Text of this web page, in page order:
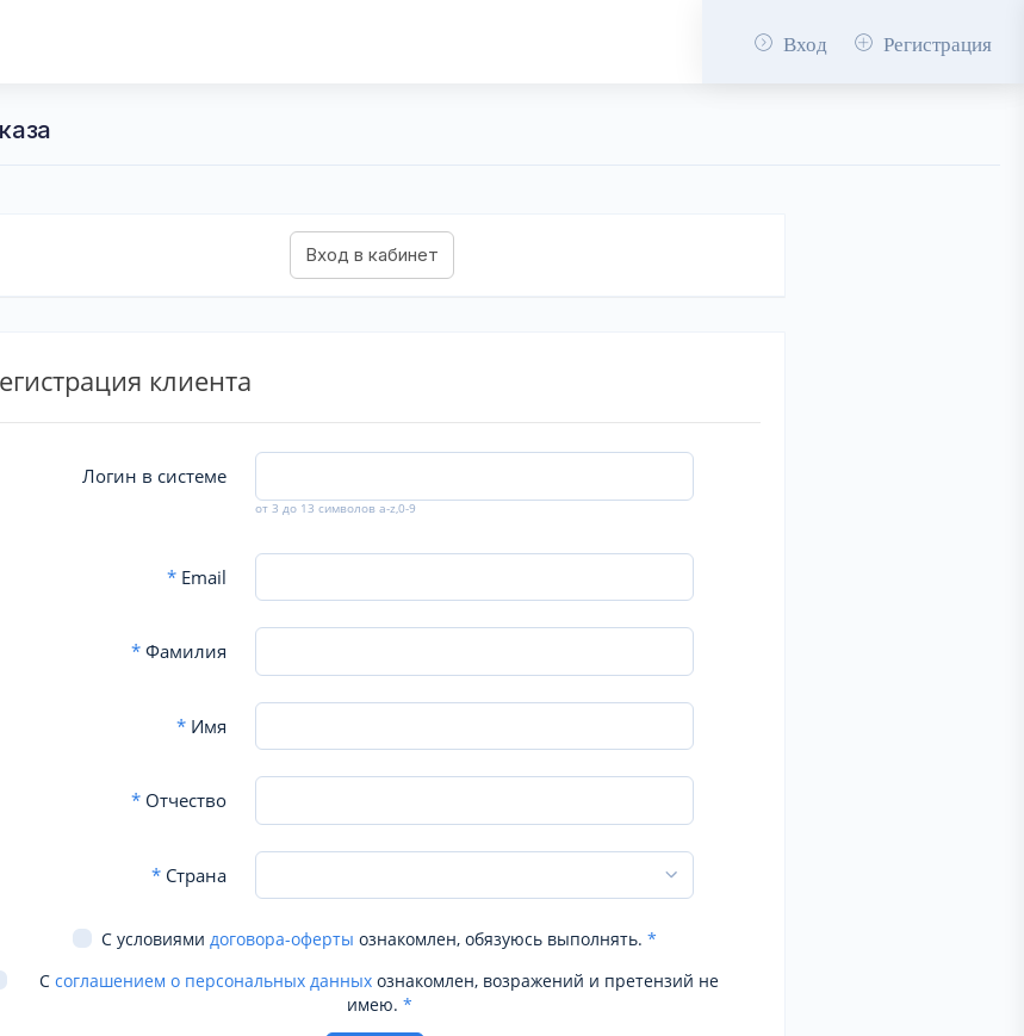
Вход Регистрация
клиента
Логин в системе
от 3 до 13 символов a-z,0-9
*Email
*Фамилия
*Имя
*Отчество
*Страна
С условиями договора-оферты ознакомлен, обязуюсь выполнять. *
С соглашением о персональных данных ознакомлен, возражений и претензий не
имею. *